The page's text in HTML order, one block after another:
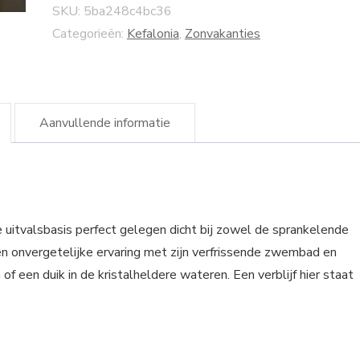
SKU: 5ba248c4bc36
Categorieën: Kefalonia, Zonvakanties
Aanvullende informatie
perfect gelegen dicht bij zowel de sprankelende
ervaring met zijn verfrissende zwembad en
een duik in de kristalheldere wateren. Een verblijf hier staat